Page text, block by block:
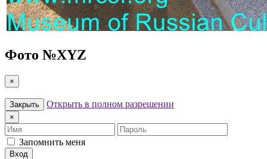
Фото №XYZ
×
Закрыть Открыть в полном разрешении
×
Имя
Пароль
Запомнить меня
Вход